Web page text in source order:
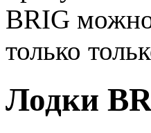
BRIG
только
Лодки